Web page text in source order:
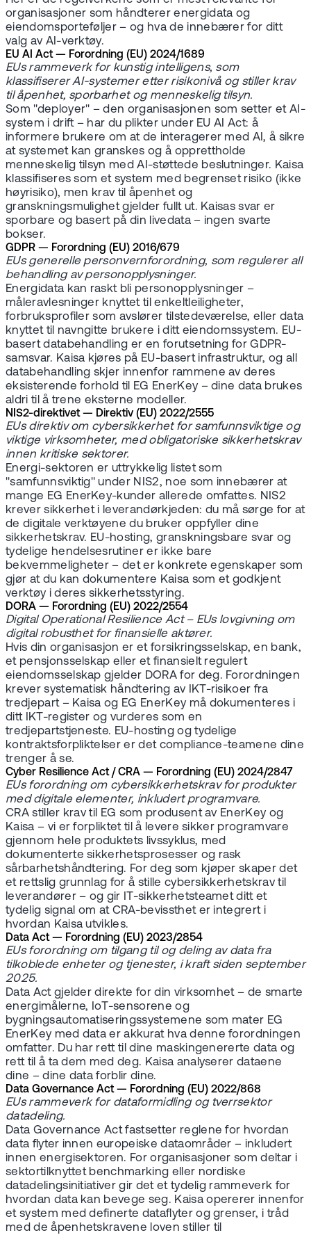
organisasjoner som håndterer energidata og
eiendomsporteføljer – og hva de innebærer for ditt
valg av AI-verktøy.
EU AI Act — Forordning (EU) 2024/1689
EUs rammeverk for kunstig intelligens, som
klassifiserer AI-systemer etter risikonivå og stiller krav
til åpenhet, sporbarhet og menneskelig tilsyn.
Som "deployer" – den organisasjonen som setter et AI-
system i drift – har du plikter under EU AI Act: å
informere brukere om at de interagerer med AI, å sikre
at systemet kan granskes og å opprettholde
menneskelig tilsyn med AI-støttede beslutninger. Kaisa
klassifiseres som et system med begrenset risiko (ikke
høyrisiko), men krav til åpenhet og
granskningsmulighet gjelder fullt ut. Kaisas svar er
sporbare og basert på din livedata – ingen svarte
bokser.
GDPR — Forordning (EU) 2016/679
EUs generelle personvernforordning, som regulerer all
behandling av personopplysninger.
Energidata kan raskt bli personopplysninger –
måleravlesninger knyttet til enkeltleiligheter,
forbruksprofiler som avslører tilstedeværelse, eller data
knyttet til navngitte brukere i ditt eiendomssystem. EU-
basert databehandling er en forutsetning for GDPR-
samsvar. Kaisa kjøres på EU-basert infrastruktur, og all
databehandling skjer innenfor rammene av deres
eksisterende forhold til EG EnerKey – dine data brukes
aldri til å trene eksterne modeller.
NIS2-direktivet — Direktiv (EU) 2022/2555
EUs direktiv om cybersikkerhet for samfunnsviktige og
viktige virksomheter, med obligatoriske sikkerhetskrav
innen kritiske sektorer.
Energi-sektoren er uttrykkelig listet som
"samfunnsviktig" under NIS2, noe som innebærer at
mange EG EnerKey-kunder allerede omfattes. NIS2
krever sikkerhet i leverandørkjeden: du må sørge for at
de digitale verktøyene du bruker oppfyller dine
sikkerhetskrav. EU-hosting, granskningsbare svar og
tydelige hendelsesrutiner er ikke bare
bekvemmeligheter – det er konkrete egenskaper som
gjør at du kan dokumentere Kaisa som et godkjent
verktøy i deres sikkerhetsstyring.
DORA — Forordning (EU) 2022/2554
Digital Operational Resilience Act – EUs lovgivning om
digital robusthet for finansielle aktører.
Hvis din organisasjon er et forsikringsselskap, en bank,
et pensjonsselskap eller et finansielt regulert
eiendomsselskap gjelder DORA for deg. Forordningen
krever systematisk håndtering av IKT-risikoer fra
tredjepart – Kaisa og EG EnerKey må dokumenteres i
ditt IKT-register og vurderes som en
tredjepartstjeneste. EU-hosting og tydelige
kontraktsforpliktelser er det compliance-teamene dine
trenger å se.
Cyber Resilience Act / CRA — Forordning (EU) 2024/2847
EUs forordning om cybersikkerhetskrav for produkter
med digitale elementer, inkludert programvare.
CRA stiller krav til EG som produsent av EnerKey og
Kaisa – vi er forpliktet til å levere sikker programvare
gjennom hele produktets livssyklus, med
dokumenterte sikkerhetsprosesser og rask
sårbarhetshåndtering. For deg som kjøper skaper det
et rettslig grunnlag for å stille cybersikkerhetskrav til
leverandører – og gir IT-sikkerhetsteamet ditt et
tydelig signal om at CRA-bevissthet er integrert i
hvordan Kaisa utvikles.
Data Act — Forordning (EU) 2023/2854
EUs forordning om tilgang til og deling av data fra
tilkoblede enheter og tjenester, i kraft siden september
2025.
Data Act gjelder direkte for din virksomhet – de smarte
energimålerne, IoT-sensorene og
bygningsautomatiseringssystemene som mater EG
EnerKey med data er akkurat hva denne forordningen
omfatter. Du har rett til dine maskingenererte data og
rett til å ta dem med deg. Kaisa analyserer dataene
dine – dine data forblir dine.
Data Governance Act — Forordning (EU) 2022/868
EUs rammeverk for dataformidling og tverrsektor
datadeling.
Data Governance Act fastsetter reglene for hvordan
data flyter innen europeiske dataområder – inkludert
innen energisektoren. For organisasjoner som deltar i
sektortilknyttet benchmarking eller nordiske
datadelingsinitiativer gir det et tydelig rammeverk for
hvordan data kan bevege seg. Kaisa opererer innenfor
et system med definerte dataflyter og grenser, i tråd
med de åpenhetskravene loven stiller til